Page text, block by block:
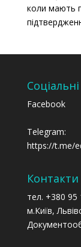
коли мають
Facebook
Telegram:
https://t.me/
Контакти
тел. +380 95
м.Київ,